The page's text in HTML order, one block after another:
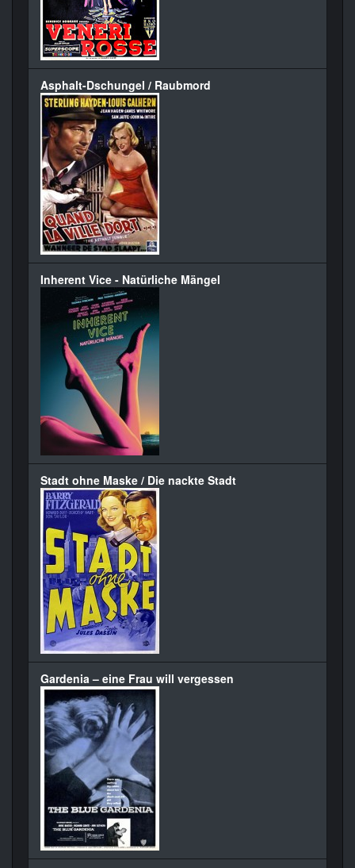
Asphalt-Dschungel / Raubmord
Inherent Vice - Natürliche Mängel
Stadt ohne Maske / Die nackte Stadt
Gardenia – eine Frau will vergessen